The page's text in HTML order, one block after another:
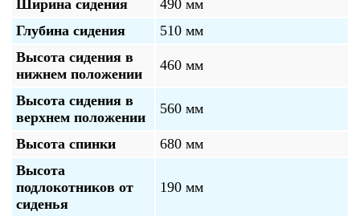
Ширина сидения
490 мм
Глубина сидения
510 мм
Высота сидения в
нижнем положении
460 мм
Высота сидения в
верхнем положении
560 мм
Высота спинки
680 мм
Высота
подлокотников от
сиденья
190 мм